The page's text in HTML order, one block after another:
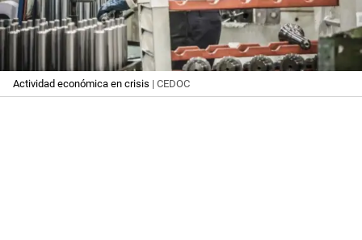
Actividad económica en crisis | CEDOC